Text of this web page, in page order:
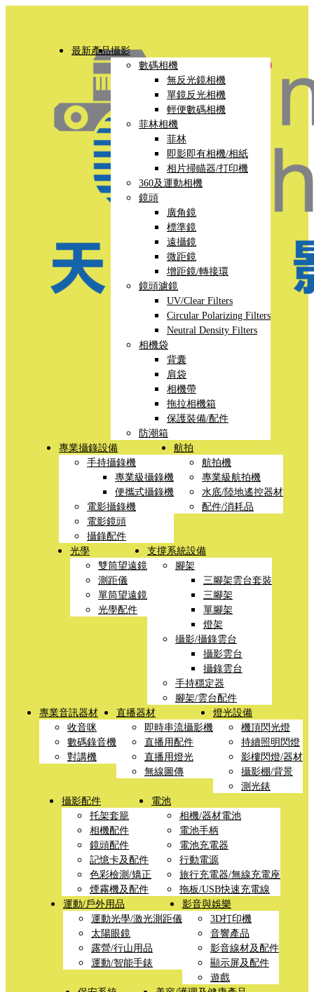
最新產品攝影
數碼相機
無反光鏡相機
單鏡反光相機
輕便數碼相機
菲林相機
菲林
即影即有相機/相紙
相片掃瞄器/打印機
360及運動相機
鏡頭
廣角鏡
標準鏡
遠攝鏡
微距鏡
增距鏡/轉接環
鏡頭濾鏡
UV/Clear Filters
Circular Polarizing Filters
Neutral Density Filters
相機袋
背囊
肩袋
相機帶
拖拉相機箱
保護裝備/配件
防潮箱
專業攝錄設備
手持攝錄機
專業級攝錄機
便攜式攝錄機
電影攝錄機
電影鏡頭
攝錄配件
航拍
航拍機
專業級航拍機
水底/陸地遙控器材
配件/消耗品
光學
雙筒望遠鏡
測距儀
單筒望遠鏡
光學配件
支撐系統設備
腳架
三腳架雲台套裝
三腳架
單腳架
燈架
攝影/攝錄雲台
攝影雲台
攝錄雲台
手持穩定器
腳架/雲台配件
專業音訊器材
收音咪
數碼錄音機
對講機
直播器材
即時串流攝影機
直播用配件
直播用燈光
無線圖傳
燈光設備
機頂閃光燈
持續照明閃燈
影樓閃燈/器材
攝影棚/背景
測光錶
攝影配件
托架套籠
相機配件
鏡頭配件
記憶卡及配件
色彩檢測/矯正
煙霧機及配件
電池
相機/器材電池
電池手柄
電池充電器
行動電源
旅行充電器/無線充電座
拖板/USB快速充電線
運動/戶外用品
運動光學/激光測距儀
太陽眼鏡
露營/行山用品
運動/智能手錶
影音與娛樂
3D打印機
音響產品
影音線材及配件
顯示屏及配件
遊戲